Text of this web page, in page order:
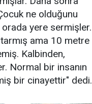
ne olduğunu
orada yere sermişler.
ama 10 metre
Kalbinden,
Normal bir insanın
bir cinayettir" dedi.